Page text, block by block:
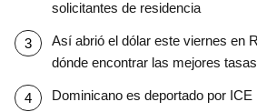
solicitantes de residencia
Así abrió el dólar este viernes en
dónde encontrar las mejores
Dominicano es deportado por ICE